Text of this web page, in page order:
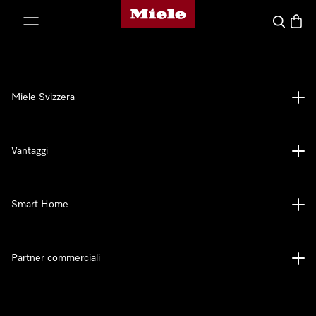
Homepage di Miele
Cerca
Miele Svizzera
Vantaggi
Smart Home
Partner commerciali